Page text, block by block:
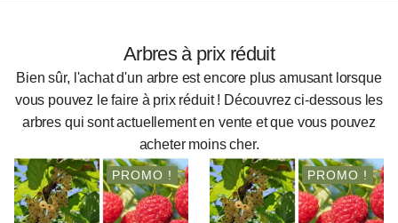
Arbres à prix réduit
Bien sûr, l'achat d'un arbre est encore plus amusant lorsque
vous pouvez le faire à prix réduit ! Découvrez ci-dessous les
arbres qui sont actuellement en vente et que vous pouvez
acheter moins cher.
PROMO ! PROMO !